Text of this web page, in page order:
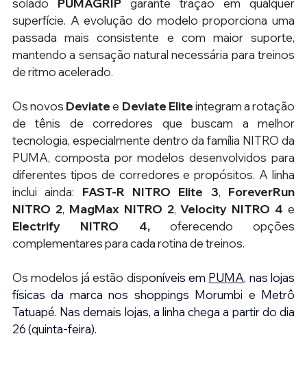
solado PUMAGRIP garante tração em qualquer
superfície. A evolução do modelo proporciona uma
passada mais consistente e com maior suporte,
mantendo a sensação natural necessária para treinos
de ritmo acelerado.
Os novos Deviate e Deviate Elite integram a rotação
de tênis de corredores que buscam a melhor
tecnologia, especialmente dentro da família NITRO da
PUMA, composta por modelos desenvolvidos para
diferentes tipos de corredores e propósitos. A linha
inclui ainda: FAST-R NITRO Elite 3, ForeverRun
NITRO 2, MagMax NITRO 2, Velocity NITRO 4
Electrify NITRO 4, oferecendo opções
complementares para cada rotina de treinos.
Os modelos já estão disponíveis em PUMA, nas lojas
físicas da marca nos shoppings Morumbi e Metrô
Tatuapé. Nas demais lojas, a linha chega a partir do dia
26 (quinta-feira).